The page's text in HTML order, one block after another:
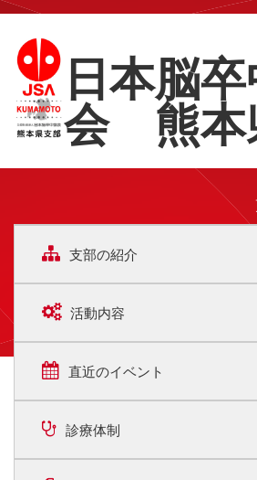
日本脳
会 熊本
支部の紹介
活動内容
直近のイベント
診療体制